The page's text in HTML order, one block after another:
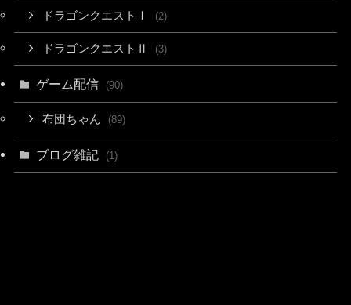
ドラゴンクエストⅠ (2)
ドラゴンクエストⅡ (3)
ゲーム配信 (90)
布団ちゃん (89)
ブログ雑記 (1)